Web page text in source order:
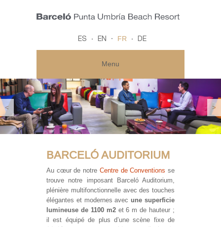
ES EN FR DE
Menu
< >
BARCELÓ AUDITORIUM
Au cœur de notre Centre de Conventions se
trouve notre imposant Barceló Auditorium,
plénière multifonctionnelle avec des touches
élégantes et modernes avecune superficie
lumineuse de 1100 m2et 6 m de hauteur ;
il est équipé de plus d’une scène fixe de